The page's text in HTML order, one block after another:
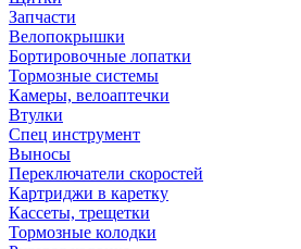
Запчасти
Велопокрышки
Бортировочные лопатки
Тормозные системы
Камеры, велоаптечки
Втулки
Спец инструмент
Выносы
Переключатели скоростей
Картриджи в каретку
Кассеты, трещетки
Тормозные колодки